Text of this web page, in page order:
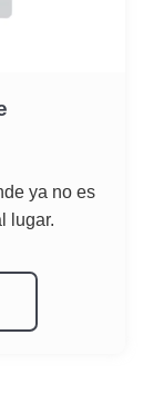
ya no es
lugar.